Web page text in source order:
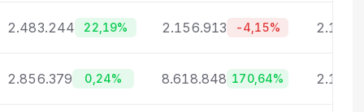
2.483.244 22,19% 2.156.913 -4,15%
2.856.379 0,24% 8.618.848 170,64%